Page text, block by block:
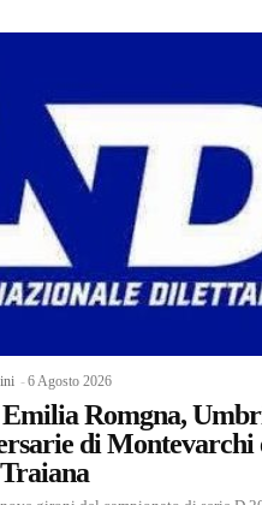
-6 Agosto 2026
Emilia Romgna,
di Montevarchi